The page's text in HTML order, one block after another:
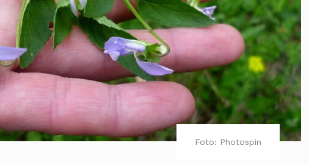
Foto: Photospin